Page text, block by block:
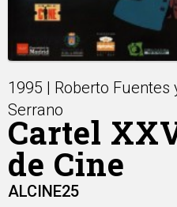
1995 | Roberto Fuentes
Serrano
Cartel
de Cine
ALCINE25